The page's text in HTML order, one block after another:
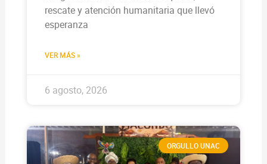
rescate y atención humanitaria que llevó
esperanza
VER MÁS »
6 agosto, 2026
ORGULLO UNAC